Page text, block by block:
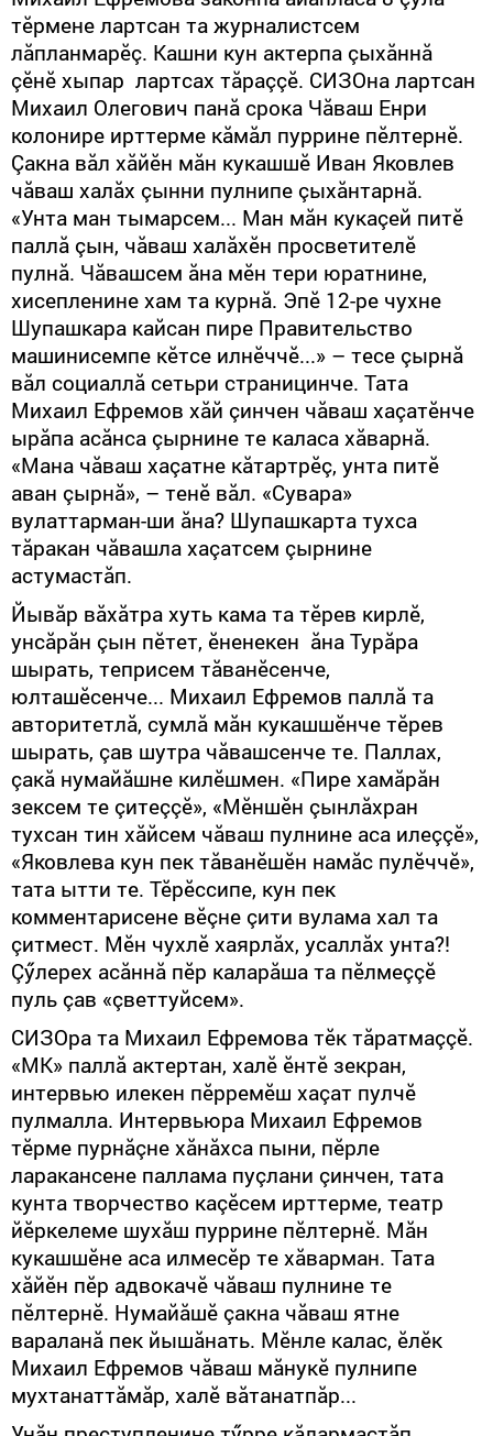
тӗрмене лартсан та журналистсем
лăпланмарӗç. Кашни кун актерпа çыхăннă
çӗнӗ хыпар лартсах тăраççӗ. СИЗОна лартсан
Михаил Олегович панă срока Чăваш Енри
колонире ирттерме кăмăл пуррине пӗлтернӗ.
Çакна вăл хăйӗн мăн кукашшӗ Иван Яковлев
чăваш халăх çынни пулнипе çыхăнтарнă.
«Унта ман тымарсем... Ман мăн кукаçей питӗ
паллă çын, чăваш халăхӗн просветителӗ
пулнă. Чăвашсем ăна мӗн тери юратнине,
хисепленине хам та курнă. Эпӗ 12-ре чухне
Шупашкара кайсан пире Правительство
машинисемпе кӗтсе илнӗччӗ...» – тесе çырнă
вăл социаллă сетьри страницинче. Тата
Михаил Ефремов хăй çинчен чăваш хаçатӗнче
ырăпа асăнса çырнине те каласа хăварнă.
«Мана чăваш хаçатне кăтартрӗç, унта питӗ
аван çырнă», – тенӗ вăл. «Сувара»
вулаттарман-ши ăна? Шупашкарта тухса
тăракан чăвашла хаçатсем çырнине
астумастăп.
Йывăр вăхăтра хуть кама та тӗрев кирлӗ,
унсăрăн çын пӗтет, ӗненекен ăна Турăра
шырать, теприсем тăванӗсенче,
юлташӗсенче... Михаил Ефремов паллă та
авторитетлă, сумлă мăн кукашшӗнче тӗрев
шырать, çав шутра чăвашсенче те. Паллах,
çакă нумайăшне килӗшмен. «Пире хамăрăн
зексем те çитеççӗ», «Мӗншӗн çынлăхран
тухсан тин хăйсем чăваш пулнине аса илеççӗ»,
«Яковлева кун пек тăванӗшӗн намăс пулӗччӗ»,
тата ытти те. Тӗрӗссипе, кун пек
комментарисене вӗçне çити вулама хал та
çитмест. Мӗн чухлӗ хаярлăх, усаллăх унта?!
Çӳлерех асăннă пӗр каларăша та пӗлмеççӗ
пуль çав «çветтуйсем».
СИЗОра та Михаил Ефремова тӗк тăратмаççӗ.
«МК» паллă актертан, халӗ ӗнтӗ зекран,
интервью илекен пӗрремӗш хаçат пулчӗ
пулмалла. Интервьюра Михаил Ефремов
тӗрме пурнăçне хăнăхса пыни, пӗрле
ларакансене паллама пуçлани çинчен, тата
кунта творчество каçӗсем ирттерме, театр
йӗркелеме шухăш пуррине пӗлтернӗ. Мăн
кукашшӗне аса илмесӗр те хăварман. Тата
хăйӗн пӗр адвокачӗ чăваш пулнине те
пӗлтернӗ. Нумайăшӗ çакна чăваш ятне
вараланă пек йышăнать. Мӗнле калас, ӗлӗк
Михаил Ефремов чăваш мăнукӗ пулнипе
мухтанаттăмăр, халӗ вăтанатпăр...